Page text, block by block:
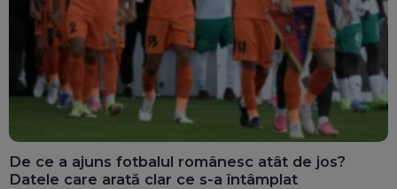
De ce a ajuns fotbalul românesc atât de jos?
Datele care arată clar ce s-a întâmplat